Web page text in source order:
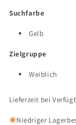
Suchfarbe
Gelb
Zielgruppe
Weiblich
Lieferzeit bei
Niedriger